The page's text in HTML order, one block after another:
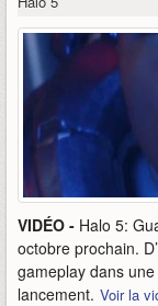
VIDÉO - Halo 5:
octobre prochain.
gameplay dans
lancement. Voir la